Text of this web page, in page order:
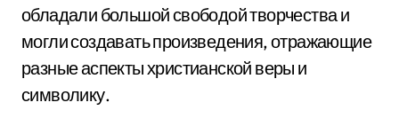
обладали большой свободой творчества и
могли создавать произведения, отражающие
разные аспекты христианской веры и
символику.